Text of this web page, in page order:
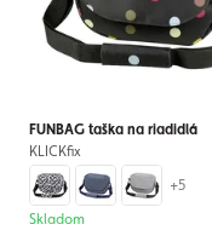
FUNBAG taška na riadidlá
KLICKfix
+5
Skladom